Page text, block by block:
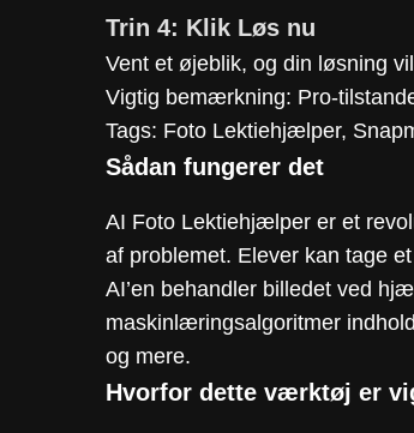
Trin 4: Klik Løs nu
Vent et øjeblik, og din løsning
Vigtig bemærkning: Pro-
Tags: Foto Lektiehjælper,
Sådan fungerer det
AI Foto Lektiehjælper er et
af problemet. Elever kan tage
AI’en behandler billedet ved
maskinlæringsalgoritmer
og mere.
Hvorfor dette værktøj er